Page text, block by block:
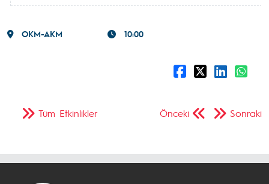
OKM-AKM 10:00
Önceki Sonraki
Tüm Etkinlikler